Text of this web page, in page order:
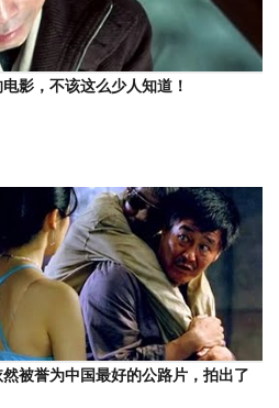
影，不该这么少人知道！
被誉为中国最好的公路片，拍出了